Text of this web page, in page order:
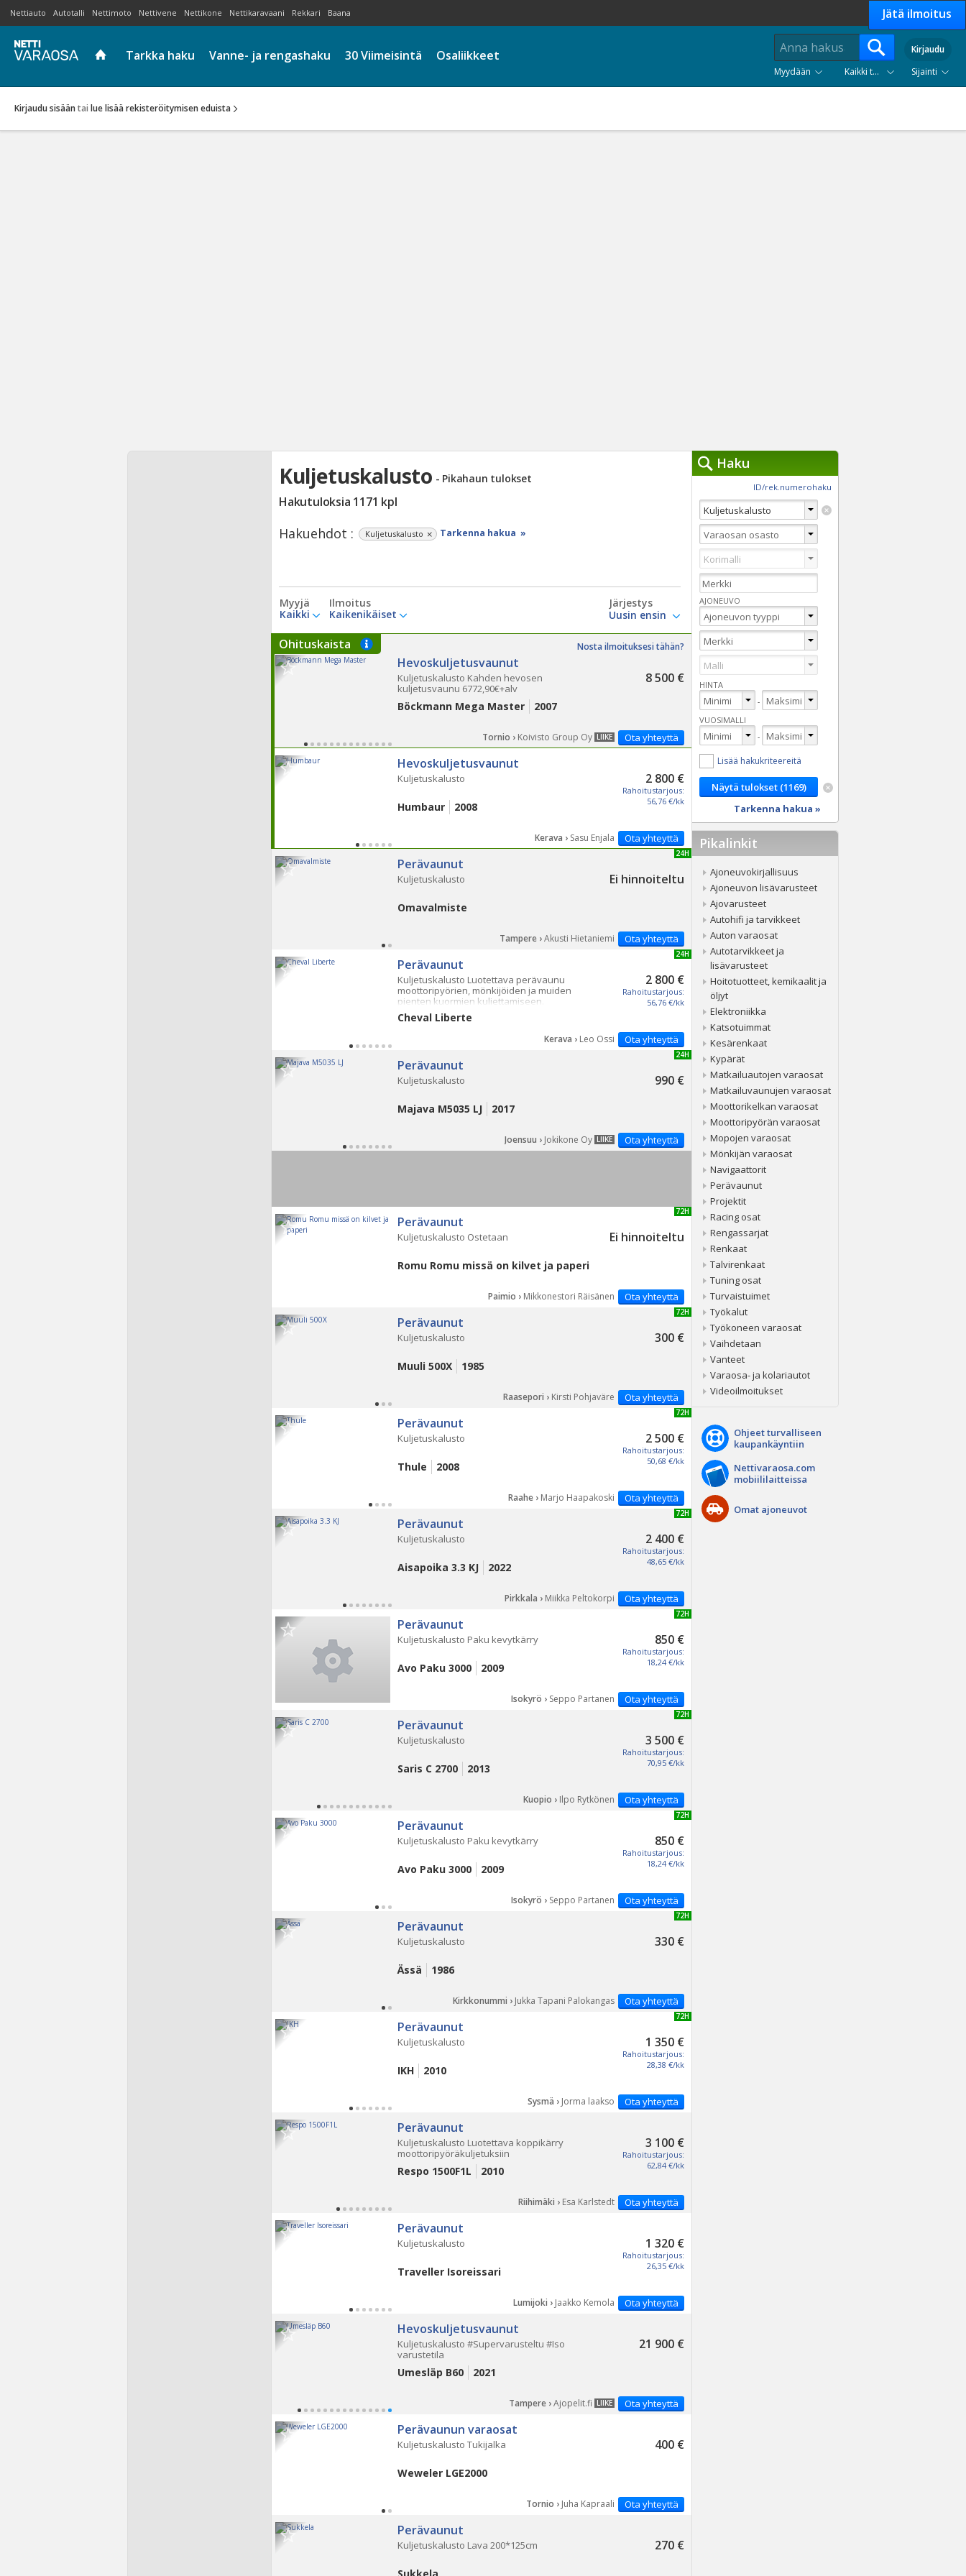
Nettiauto Autotalli Nettimoto Nettivene Nettikone Nettikaravaani Rekkari Baana Jätä ilmoitus
Tarkka haku Vanne- ja rengashaku 30 Viimeisintä Osaliikkeet
Kirjaudu
Myydään
Kaikki tuoteryhmät Sijainti
Kirjaudu sisään tai lue lisää rekisteröitymisen eduista
Kuljetuskalusto - Pikahaun tulokset
Hakutuloksia 1171 kpl
Hakuehdot : Kuljetuskalusto Tarkenna hakua »
Myyjä
Kaikki
Ilmoitus
Kaikenikäiset
Järjestys
Ohituskaista Nosta ilmoituksesi tähän?
Hevoskuljetusvaunut
8 500 €
Kuljetuskalusto Kahden hevosen
kuljetusvaunu 6772,90€+alv
Böckmann Mega Master 2007
Ota yhteyttä
LIIKE
Tornio › Koivisto Group Oy
Hevoskuljetusvaunut
2 800 €
Rahoitustarjous:
56,76 €/kk
Kuljetuskalusto
Humbaur 2008
Ota yhteyttä
Kerava › Sasu Enjala
UUSI 24H
Perävaunut
Ei hinnoiteltu
Kuljetuskalusto
Omavalmiste
Ota yhteyttä
Tampere ›Akusti Hietaniemi
UUSI 24H
Perävaunut
2 800 €
Rahoitustarjous:
56,76 €/kk
Kuljetuskalusto Luotettava perävaunu
moottoripyörien, mönkijöiden ja muiden
pienten kuormien kuljettamiseen.
Cheval Liberte
Ota yhteyttä
Kerava › Leo Ossi
UUSI 24H
Perävaunut
990 €
Kuljetuskalusto
Majava M5035 LJ 2017
Ota yhteyttä
LIIKE
Joensuu › Jokikone Oy
UUSI 72H
Perävaunut
Ei hinnoiteltu
Kuljetuskalusto Ostetaan
Romu Romu missä on kilvet ja paperi
Ota yhteyttä
Paimio › Mikkonestori Räisänen
UUSI 72H
Perävaunut
300 €
Kuljetuskalusto
Muuli 500X 1985
Ota yhteyttä
Raasepori › Kirsti Pohjaväre
UUSI 72H
Perävaunut
2 500 €
Rahoitustarjous:
50,68 €/kk
Kuljetuskalusto
Thule 2008
Ota yhteyttä
Raahe › Marjo Haapakoski
UUSI 72H
Perävaunut
2 400 €
Rahoitustarjous:
48,65 €/kk
Kuljetuskalusto
Aisapoika 3.3 KJ 2022
Ota yhteyttä
Pirkkala › Miikka Peltokorpi
UUSI 72H
Perävaunut
850 €
Rahoitustarjous:
18,24 €/kk
Kuljetuskalusto Paku kevytkärry
Avo Paku 3000 2009
Ota yhteyttä
Isokyrö › Seppo Partanen
UUSI 72H
Perävaunut
3 500 €
Rahoitustarjous:
70,95 €/kk
Kuljetuskalusto
Saris C 2700 2013
Ota yhteyttä
Kuopio › Ilpo Rytkönen
UUSI 72H
Perävaunut
850 €
Rahoitustarjous:
18,24 €/kk
Kuljetuskalusto Paku kevytkärry
Avo Paku 3000 2009
Ota yhteyttä
Isokyrö › Seppo Partanen
UUSI 72H
Perävaunut
330 €
Kuljetuskalusto
Ässä 1986
Ota yhteyttä
Kirkkonummi › Jukka Tapani Palokangas
UUSI 72H
Perävaunut
1 350 €
Rahoitustarjous:
28,38 €/kk
Kuljetuskalusto
IKH 2010
Ota yhteyttä
Sysmä › Jorma laakso
Perävaunut
3 100 €
Rahoitustarjous:
62,84 €/kk
Kuljetuskalusto Luotettava koppikärry
moottoripyöräkuljetuksiin
Respo 1500F1L 2010
Ota yhteyttä
Riihimäki › Esa Karlstedt
Perävaunut
1 320 €
Rahoitustarjous:
26,35 €/kk
Kuljetuskalusto
Traveller Isoreissari
Ota yhteyttä
Lumijoki › Jaakko Kemola
Hevoskuljetusvaunut
21 900 €
Kuljetuskalusto #Supervarusteltu #Iso
varustetila
Umesläp B60 2021
Ota yhteyttä
LIIKE
Tampere ›Ajopelit.fi
Perävaunun varaosat
400 €
Kuljetuskalusto Tukijalka
Weweler LGE2000
Ota yhteyttä
Tornio › Juha Kapraali
Perävaunut
270 €
Kuljetuskalusto Lava 200*125cm
Haku
ID/rek.numerohaku
AJONEUVO
HINTA
-
VUOSIMALLI
-
Lisää hakukriteereitä
Tarkenna hakua »
Pikalinkit
Ajoneuvokirjallisuus
Ajoneuvon lisävarusteet
Ajovarusteet
Autohifi ja tarvikkeet
Auton varaosat
Autotarvikkeet ja
lisävarusteet
Hoitotuotteet, kemikaalit ja
öljyt
Elektroniikka
Katsotuimmat
Kesärenkaat
Kypärät
Matkailuautojen varaosat
Matkailuvaunujen varaosat
Moottorikelkan varaosat
Moottoripyörän varaosat
Mopojen varaosat
Mönkijän varaosat
Navigaattorit
Perävaunut
Projektit
Racing osat
Rengassarjat
Renkaat
Talvirenkaat
Tuning osat
Turvaistuimet
Työkalut
Työkoneen varaosat
Vaihdetaan
Vanteet
Varaosa- ja kolariautot
Videoilmoitukset
Ohjeet turvalliseen
kaupankäyntiin
Nettivaraosa.com
mobiililaitteissa
Omat ajoneuvot